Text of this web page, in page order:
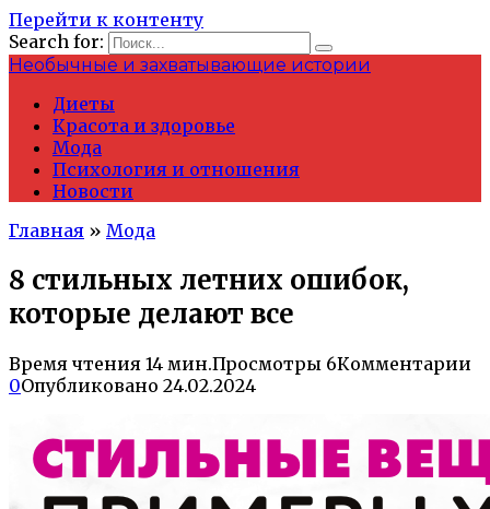
Перейти к контенту
Search for:
Необычные и захватывающие истории
Диеты
Красота и здоровье
Мода
Психология и отношения
Новости
Главная » Мода
8 стильных летних ошибок,
которые делают все
Время чтения 14 мин.Просмотры 6Комментарии
0Опубликовано 24.02.2024